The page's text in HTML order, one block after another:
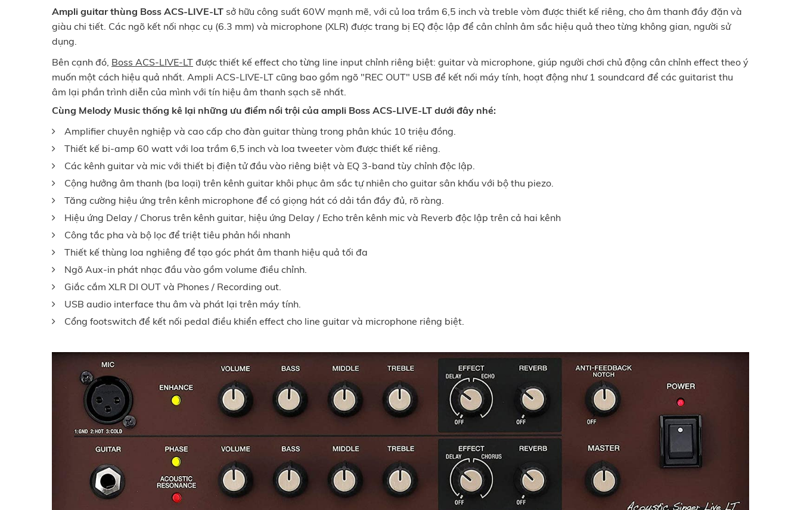
Ampli guitar thùng Boss ACS-LIVE-LT sở hữu công suất 60W mạnh mẽ, với củ loa trầm 6,5 inch và treble vòm được thiết kế riêng, cho âm thanh đầy đặn và
giàu chi tiết. Các ngõ kết nối nhạc cụ (6.3 mm) và microphone (XLR) được trang bị EQ độc lập để cân chỉnh âm sắc hiệu quả theo từng không gian, người sử
dụng.
Bên cạnh đó, Boss ACS-LIVE-LT được thiết kế effect cho từng line input chỉnh riêng biệt: guitar và microphone, giúp người chơi chủ động cân chỉnh effect theo ý
muốn một cách hiệu quả nhất. Ampli ACS-LIVE-LT cũng bao gồm ngõ "REC OUT" USB để kết nối máy tính, hoạt động như 1 soundcard để các guitarist thu
âm lại phần trình diễn của mình với tín hiệu âm thanh sạch sẽ nhất.
Cùng Melody Music thống kê lại những ưu điểm nổi trội của ampli Boss ACS-LIVE-LT dưới đây nhé:
Amplifier chuyên nghiệp và cao cấp cho đàn guitar thùng trong phân khúc 10 triệu đồng.
Thiết kế bi-amp 60 watt với loa trầm 6,5 inch và loa tweeter vòm được thiết kế riêng.
Các kênh guitar và mic với thiết bị điện tử đầu vào riêng biệt và EQ 3-band tùy chỉnh độc lập.
Cộng hưởng âm thanh (ba loại) trên kênh guitar khôi phục âm sắc tự nhiên cho guitar sân khấu với bộ thu piezo.
Tăng cường hiệu ứng trên kênh microphone để có giọng hát có dải tần đầy đủ, rõ ràng.
Hiệu ứng Delay / Chorus trên kênh guitar, hiệu ứng Delay / Echo trên kênh mic và Reverb độc lập trên cả hai kênh
Công tắc pha và bộ lọc để triệt tiêu phản hồi nhanh
Thiết kế thùng loa nghiêng để tạo góc phát âm thanh hiệu quả tối đa
Ngõ Aux-in phát nhạc đầu vào gồm volume điều chỉnh.
Giắc cắm XLR DI OUT và Phones / Recording out.
USB audio interface thu âm và phát lại trên máy tính.
Cổng footswitch để kết nối pedal điều khiển effect cho line guitar và microphone riêng biệt.